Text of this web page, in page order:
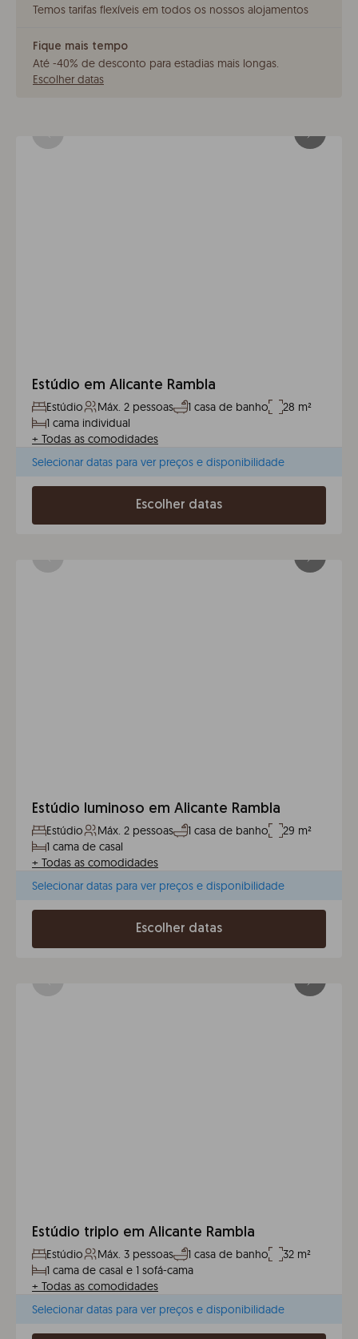
Temos tarifas flexíveis em todos os nossos alojamentos
Fique mais tempo
Até -40% de desconto para estadias mais longas.
Escolher datas
Estúdio em Alicante Rambla
Estúdio Máx. 2 pessoas 1 casa de banho
28 m²
1 cama individual
+ Todas as comodidades
Selecionar datas para ver preços e disponibilidade
Escolher datas
Estúdio luminoso em Alicante Rambla
Estúdio Máx. 2 pessoas 1 casa de banho
29 m²
1 cama de casal
+ Todas as comodidades
Selecionar datas para ver preços e disponibilidade
Escolher datas
Estúdio triplo em Alicante Rambla
Estúdio Máx. 3 pessoas 1 casa de banho
32 m²
1 cama de casal e 1 sofá-cama
+ Todas as comodidades
Selecionar datas para ver preços e disponibilidade